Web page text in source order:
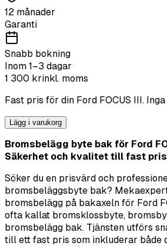
12 månader
Garanti
Snabb bokning
Inom 1–3 dagar
1 300 krinkl. moms
Fast pris för din Ford FOCUS III.
Lägg i varukorg
Bromsbelägg byte bak för Ford
Säkerhet och kvalitet till fast pris
Söker du en prisvärd och
bromsbeläggsbyte bak?
bromsbelägg på bakaxeln för Ford
ofta kallat bromsklossbyte,
bromsbelägg bak. Tjänsten utförs
till ett fast pris som inkluderar både